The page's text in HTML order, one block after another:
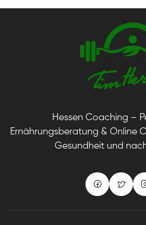
Hessen Coaching –
Ernährungsberatung & Online
Gesundheit und